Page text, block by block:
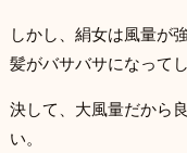
しかし、絹女は風量が
髪がバサバサになって
決して、大風量だから
い。